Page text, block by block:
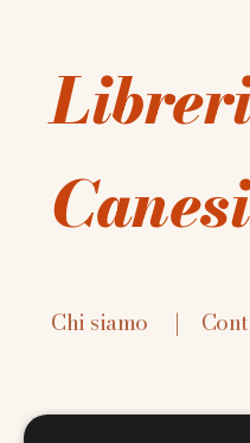
Canesi
Chi siamo |